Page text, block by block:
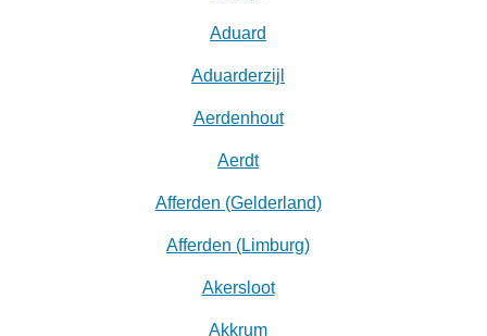
Aduard
Aduarderzijl
Aerdenhout
Aerdt
Afferden (Gelderland)
Afferden (Limburg)
Akersloot
Akkrum